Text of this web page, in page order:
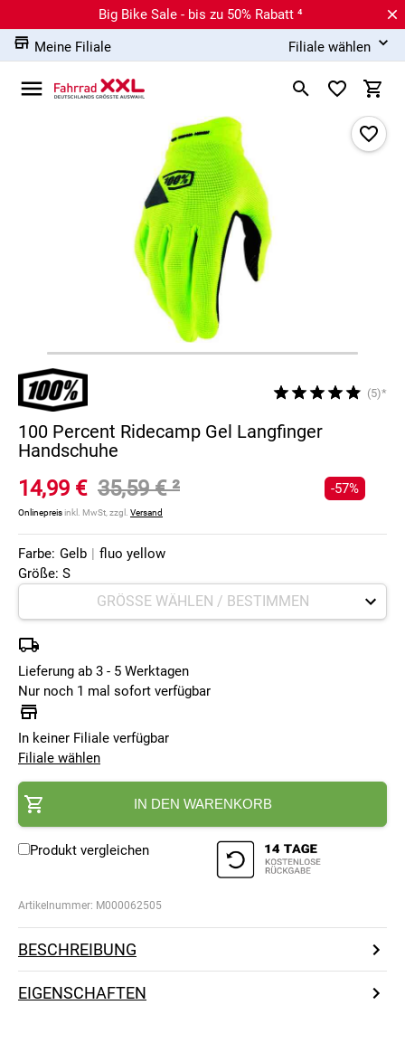
Big Bike Sale - bis zu 50% Rabatt ⁴
Meine Filiale
Filiale wählen
(5)*
100 Percent Ridecamp Gel Langfinger
Handschuhe
14,99 € 35,59 €²
Onlinepreisinkl. MwSt, zzgl. Versand
-57%
Farbe: Gelb | fluo yellow
Größe: S
Lieferung ab 3 - 5 Werktagen
Nur noch 1 mal sofort verfügbar
In keiner Filiale verfügbar
Filiale wählen
IN DEN WARENKORB
Produkt vergleichen
Artikelnummer: M000062505
BESCHREIBUNG
EIGENSCHAFTEN